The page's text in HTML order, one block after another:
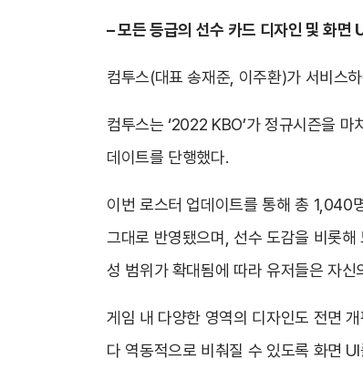
– 모든 등급의 선수 카드 디자인 및 화면
컴투스(대표 송재준, 이주환)가 서비스
컴투스는 ‘2022 KBO’가 정규시즌을
데이트를 단행했다.
이번 로스터 업데이트를 통해 총 1,040
그대로 반영됐으며, 선수 도감을 비롯해
성 범위가 확대됨에 따라 유저들은 자
게임 내 다양한 영역의 디자인도 전면
다 역동적으로 비춰질 수 있도록 화면